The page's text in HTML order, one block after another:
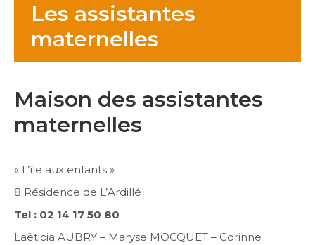
Les assistantes
maternelles
Maison des assistantes
maternelles
« L’île aux enfants »
8 Résidence de L’Ardillé
Tel : 02 14 17 50 80
Laëticia AUBRY – Maryse MOCQUET – Corinne